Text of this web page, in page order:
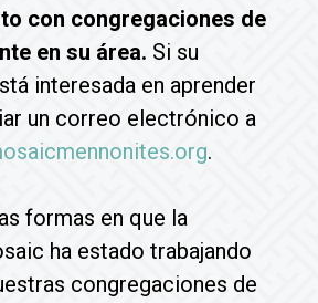
con congregaciones de
en su área. Si su
interesada en aprender
un correo electrónico a
.
formas en que la
ha estado trabajando
congregaciones de